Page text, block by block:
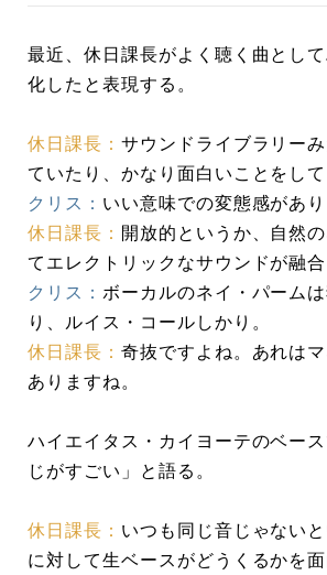
最近、休日課長がよく聴く曲とし
化したと表現する。
休日課長： サウンドライブラリー
ていたり、かなり面白いことをし
クリス： いい意味での変態感があ
休日課長： 開放的というか、自然
てエレクトリックなサウンドが融
クリス： ボーカルのネイ・パーム
り、ルイス・コールしかり。
休日課長： 奇抜ですよね。あれは
ありますね。
ハイエイタス・カイヨーテのベー
じがすごい」と語る。
休日課長： いつも同じ音じゃない
に対して生ベースがどうくるかを